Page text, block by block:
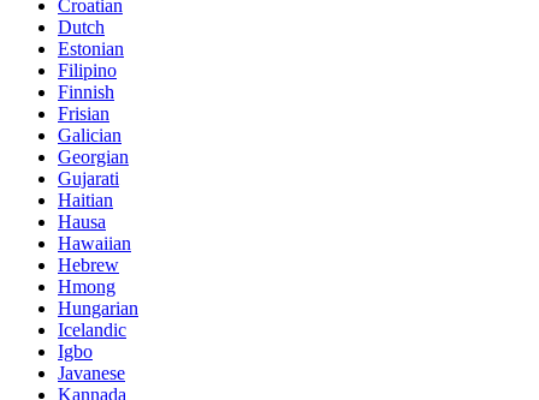
Croatian
Dutch
Estonian
Filipino
Finnish
Frisian
Galician
Georgian
Gujarati
Haitian
Hausa
Hawaiian
Hebrew
Hmong
Hungarian
Icelandic
Igbo
Javanese
Kannada